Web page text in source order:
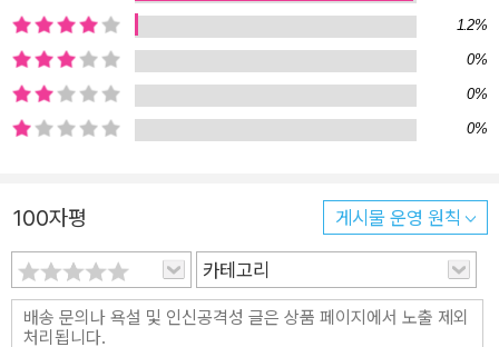
1.2%
0%
0%
0%
100자평 게시물 운영 원칙
카테고리